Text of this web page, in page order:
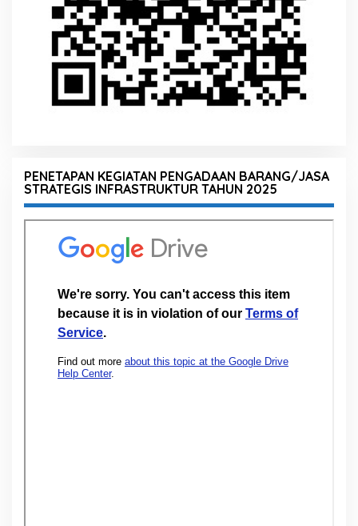
PENETAPAN KEGIATAN PENGADAAN BARANG/JASA
STRATEGIS INFRASTRUKTUR TAHUN 2025